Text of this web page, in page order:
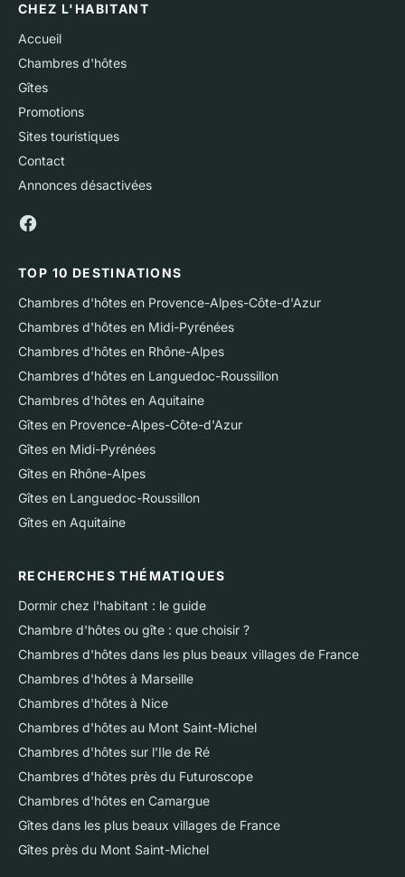
CHEZ L'HABITANT
Accueil
Chambres d'hôtes
Gîtes
Promotions
Sites touristiques
Contact
Annonces désactivées
TOP 10 DESTINATIONS
Chambres d'hôtes en Provence-Alpes-Côte-d'Azur
Chambres d'hôtes en Midi-Pyrénées
Chambres d'hôtes en Rhône-Alpes
Chambres d'hôtes en Languedoc-Roussillon
Chambres d'hôtes en Aquitaine
Gîtes en Provence-Alpes-Côte-d'Azur
Gîtes en Midi-Pyrénées
Gîtes en Rhône-Alpes
Gîtes en Languedoc-Roussillon
Gîtes en Aquitaine
RECHERCHES THÉMATIQUES
Dormir chez l'habitant : le guide
Chambre d'hôtes ou gîte : que choisir ?
Chambres d'hôtes dans les plus beaux villages de France
Chambres d'hôtes à Marseille
Chambres d'hôtes à Nice
Chambres d'hôtes au Mont Saint-Michel
Chambres d'hôtes sur l'Ile de Ré
Chambres d'hôtes près du Futuroscope
Chambres d'hôtes en Camargue
Gîtes dans les plus beaux villages de France
Gîtes près du Mont Saint-Michel